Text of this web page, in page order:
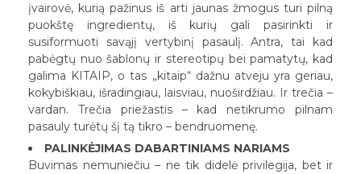
įvairovė, kurią pažinus iš arti jaunas žmogus turi pilną
puokštę ingredientų, iš kurių gali pasirinkti ir
susiformuoti savąjį vertybinį pasaulį. Antra, tai kad
pabėgtų nuo šablonų ir stereotipų bei pamatytų, kad
galima KITAIP, o tas „kitaip“ dažnu atveju yra geriau,
kokybiškiau, išradingiau, laisviau, nuoširdžiau. Ir trečia –
vardan. Trečia priežastis – kad netikrumo pilnam
pasauly turėtų šį tą tikro – bendruomenę.
PALINKĖJIMAS DABARTINIAMS NARIAMS
Buvimas nemuniečiu – ne tik didelė privilegija, bet ir